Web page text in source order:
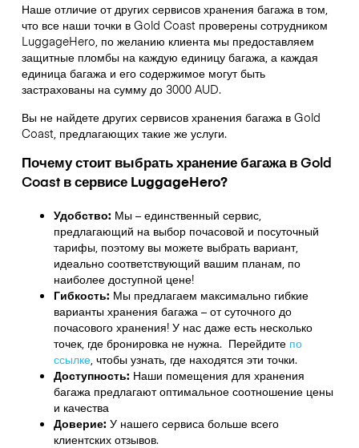
Наше отличие от других сервисов хранения багажа в том,
чтовсе наши точки в Gold Coastпроверены сотрудником
LuggageHero, по желанию клиента мы предоставляем
защитные пломбы на каждую единицу багажа, а каждая
единица багажа и его содержимое могут быть
застрахованы на сумму до 3000 AUD.
Вы не найдете других сервисов хранения багажа в Gold
Coast, предлагающих такие же услуги.
Почему стоит выбрать хранение багажа вGold
Coastв сервисе LuggageHero?
Удобство: Мы – единственный сервис,
предлагающий на выбор почасовой и посуточный
тарифы, поэтому вы можете выбрать вариант,
идеально соответствующий вашим планам, по
наиболее доступной цене!
Гибкость: Мы предлагаем максимально гибкие
варианты хранения багажа – от суточного до
почасового хранения! У нас даже есть несколько
точек, где бронировка не нужна. Перейдите по
ссылке, чтобы узнать, где находятся эти точки.
Доступность: Наши помещения для хранения
багажа предлагают оптимальное соотношение цены
и качества
Доверие: У нашего сервиса больше всего
клиентских отзывов.